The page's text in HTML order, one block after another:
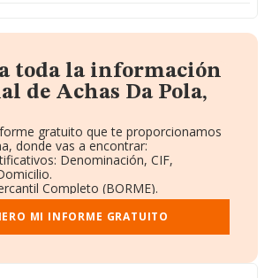
toda la información
de Achas Da Pola,
gratuito que te proporcionamos
donde vas a encontrar:
Denominación, CIF,
Completo (BORME).
Evolución Ventas y Empleados.
Administración y Administradores.
Ejecutivos.
MI INFORME GRATUITO